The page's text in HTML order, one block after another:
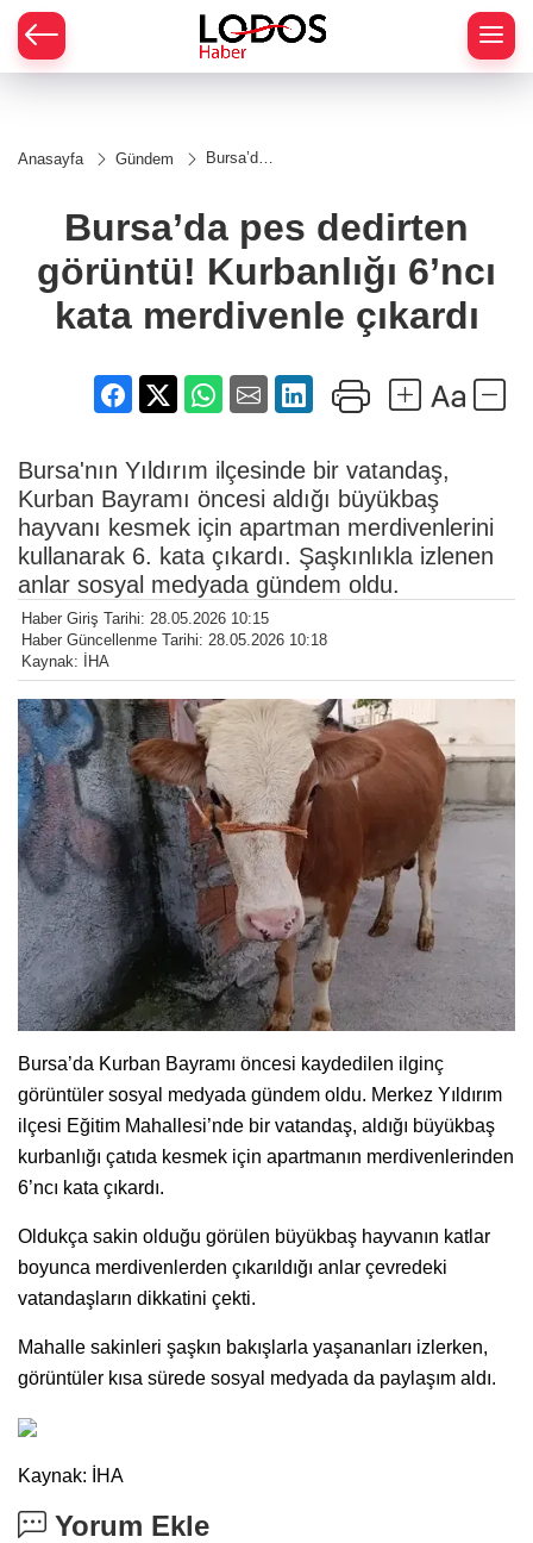
Anasayfa Gündem
Bursa’da
Kurbanlığı
6’ncı kata
merdivenle
çıkardı
Bursa’da pes dedirten
görüntü! Kurbanlığı 6’ncı
kata merdivenle çıkardı
Bursa'nın Yıldırım ilçesinde bir vatandaş,
Kurban Bayramı öncesi aldığı büyükbaş
hayvanı kesmek için apartman merdivenlerini
kullanarak 6. kata çıkardı. Şaşkınlıkla izlenen
anlar sosyal medyada gündem oldu.
Haber Giriş Tarihi: 28.05.2026 10:15
Haber Güncellenme Tarihi: 28.05.2026 10:18
Kaynak: İHA
Bursa’da Kurban Bayramı öncesi kaydedilen ilginç
görüntüler sosyal medyada gündem oldu. Merkez Yıldırım
ilçesi Eğitim Mahallesi’nde bir vatandaş, aldığı büyükbaş
kurbanlığı çatıda kesmek için apartmanın merdivenlerinden
6’ncı kata çıkardı.
Oldukça sakin olduğu görülen büyükbaş hayvanın katlar
boyunca merdivenlerden çıkarıldığı anlar çevredeki
vatandaşların dikkatini çekti.
Mahalle sakinleri şaşkın bakışlarla yaşananları izlerken,
görüntüler kısa sürede sosyal medyada da paylaşım aldı.
Kaynak: İHA
Yorum Ekle